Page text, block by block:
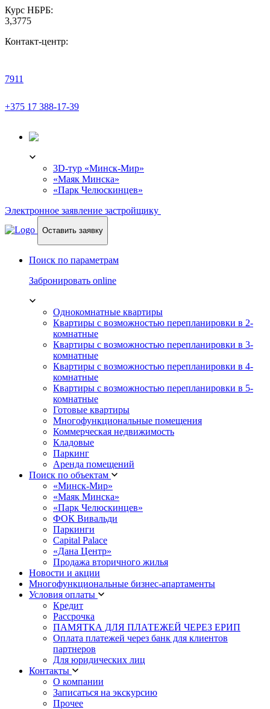
Курс НБРБ:
3,3775
Контакт-центр:
7911
+375 17 388-17-39
3D-тур «Минск-Мир»
«Маяк Минска»
«Парк Челюскинцев»
Электронное заявление застройщику
Оставить заявку
Поиск по параметрам
Забронировать online
Однокомнатные квартиры
Квартиры с возможностью перепланировки в 2-
комнатные
Квартиры с возможностью перепланировки в 3-
комнатные
Квартиры с возможностью перепланировки в 4-
комнатные
Квартиры с возможностью перепланировки в 5-
комнатные
Готовые квартиры
Многофункциональные помещения
Коммерческая недвижимость
Кладовые
Паркинг
Аренда помещений
Поиск по объектам
«Минск-Мир»
«Маяк Минска»
«Парк Челюскинцев»
ФОК Вивальди
Паркинги
Capital Palace
«Дана Центр»
Продажа вторичного жилья
Новости и акции
Многофункциональные бизнес-апартаменты
Условия оплаты
Кредит
Рассрочка
ПАМЯТКА ДЛЯ ПЛАТЕЖЕЙ ЧЕРЕЗ ЕРИП
Оплата платежей через банк для клиентов
партнеров
Для юридических лиц
Контакты
О компании
Записаться на экскурсию
Прочее